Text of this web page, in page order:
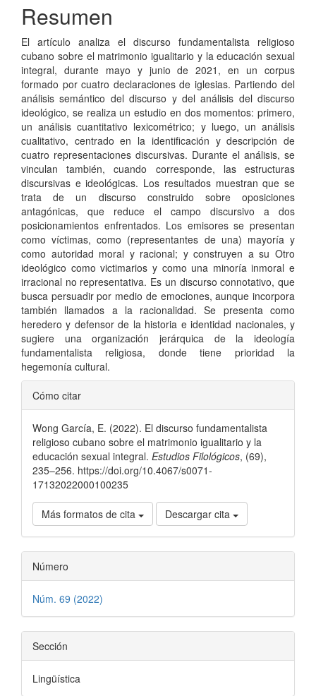
artículo
Resumen
El artículo analiza el discurso fundamentalista religioso
cubano sobre el matrimonio igualitario y la educación sexual
integral, durante mayo y junio de 2021, en un corpus
formado por cuatro declara­ciones de iglesias. Partiendo del
análisis semántico del discurso y del análisis del discurso
ideológico, se realiza un estudio en dos momentos: primero,
un análisis cuantitativo lexicométrico; y luego, un análisis
cualitativo, centrado en la identificación y descripción de
cuatro representaciones discursivas. Durante el análisis, se
vinculan también, cuando corresponde, las estructuras
discursivas e ideológi­cas. Los resultados muestran que se
trata de un discurso construido sobre oposiciones
antagónicas, que reduce el campo discursivo a dos
posicionamientos enfrentados. Los emisores se presentan
como víctimas, como (representantes de una) mayoría y
como autoridad moral y racional; y construyen a su Otro
ideológico como victimarios y como una minoría inmoral e
irracional no representativa. Es un discurso connotativo, que
busca persuadir por medio de emociones, aunque incorpora
también llamados a la racionalidad. Se presenta como
heredero y defensor de la historia e identidad nacio­nales, y
sugiere una organización jerárquica de la ideología
fundamentalista religiosa, donde tiene prioridad la
hegemonía cultural.
Detalles
del
artículo
Cómo citar
Wong García, E. (2022). El discurso fundamentalista
religioso cubano sobre el matrimonio igualitario y la
educación sexual integral. Estudios Filológicos, (69),
235–256. https://doi.org/10.4067/s0071-
17132022000100235
Más formatos de cita Descargar cita
Número
Núm. 69 (2022)
Sección
Lingüística